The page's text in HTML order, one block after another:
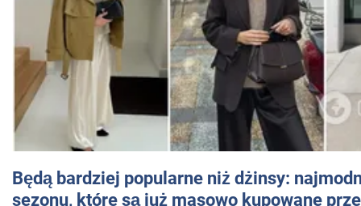
Będą bardziej popularne niż dżinsy:
sezonu, które są już masowo kupowane